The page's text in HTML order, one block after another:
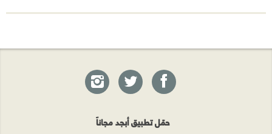
حمّل تطبيق أبجد مجاناً